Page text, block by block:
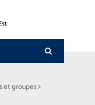
et groupes>